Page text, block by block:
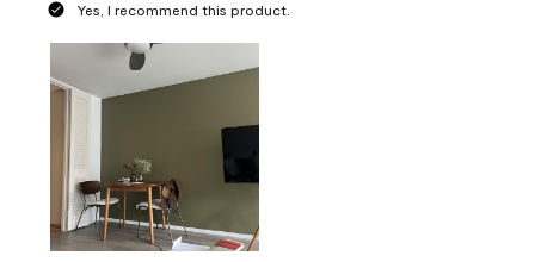
Yes, I recommend this product.